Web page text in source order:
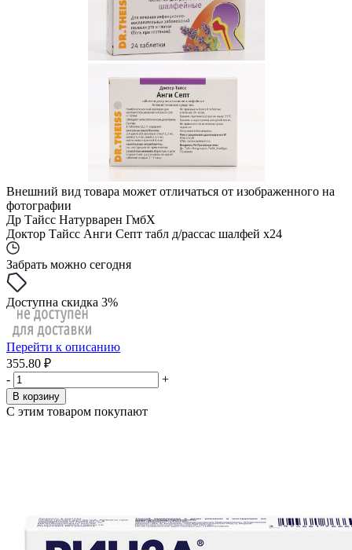
Внешний вид товара может отличаться от изображенного на
фотографии
Др Тайсс Натурварен ГмбХ
Доктор Тайсс Анги Септ табл д/рассас шалфей x24
Забрать можно сегодня
Доступна скидка 3%
Перейти к описанию
355.80 ₽
-
+
В корзину
С этим товаром покупают